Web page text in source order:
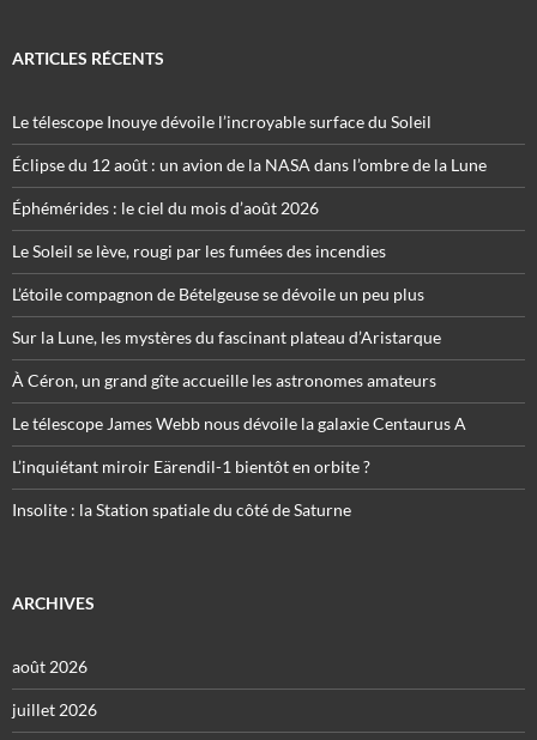
ARTICLES RÉCENTS
Le télescope Inouye dévoile l’incroyable surface du Soleil
Éclipse du 12 août : un avion de la NASA dans l’ombre de la Lune
Éphémérides : le ciel du mois d’août 2026
Le Soleil se lève, rougi par les fumées des incendies
L’étoile compagnon de Bételgeuse se dévoile un peu plus
Sur la Lune, les mystères du fascinant plateau d’Aristarque
À Céron, un grand gîte accueille les astronomes amateurs
Le télescope James Webb nous dévoile la galaxie Centaurus A
L’inquiétant miroir Eärendil-1 bientôt en orbite ?
Insolite : la Station spatiale du côté de Saturne
ARCHIVES
août 2026
juillet 2026